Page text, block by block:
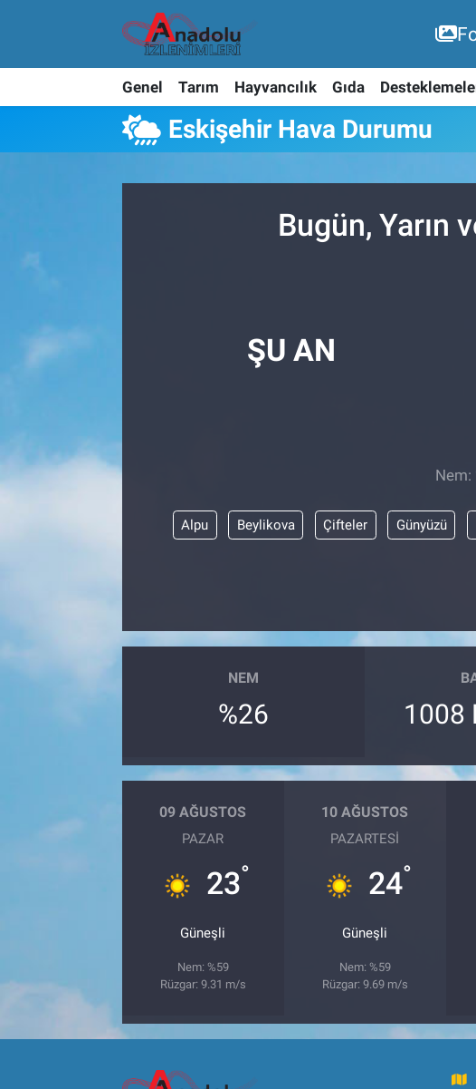
Genel Tarım Hayvancılık Gıda
Eskişehir Hava Durumu
Bugün, Yarın
ŞU AN
Nem:
Alpu Beylikova Çifteler Günyüzü
NEM
%26 1008
09 AĞUSTOS
PAZAR
23°
Güneşli
Nem: %59
Rüzgar: 9.31 m/s
10 AĞUSTOS
PAZARTESI
24°
Güneşli
Nem: %59
Rüzgar: 9.69 m/s